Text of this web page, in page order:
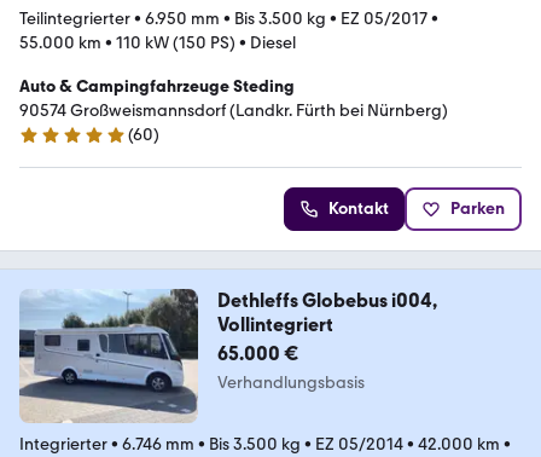
Teilintegrierter• 6.950 mm • Bis 3.500 kg • EZ 05/2017•
55.000 km • 110 kW (150 PS) • Diesel
Auto & Campingfahrzeuge Steding
90574 Großweismannsdorf (Landkr. Fürth bei Nürnberg)
4.8 Sterne
(60)
Kontakt Parken
Dethleffs Globebus i004,
Vollintegriert
65.000 €
Verhandlungsbasis
Integrierter• 6.746 mm • Bis 3.500 kg • EZ 05/2014• 42.000 km •